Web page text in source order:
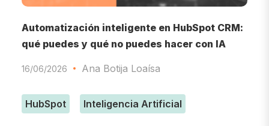
Automatización inteligente en HubSpot CRM:
qué puedes y qué no puedes hacer con IA
16/06/2026 Ana Botija Loaísa
HubSpot Inteligencia Artificial